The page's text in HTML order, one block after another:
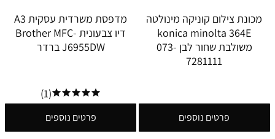
מכונת צילום קוניקה מינולטה
konica minolta 364E
משולבת שחור לבן 073-
7281111
פרטים נוספים
מדפסת משרדית עסקית A3
דיו צבעונית Brother MFC-
J6955DW ברדר
(1)
פרטים נוספים